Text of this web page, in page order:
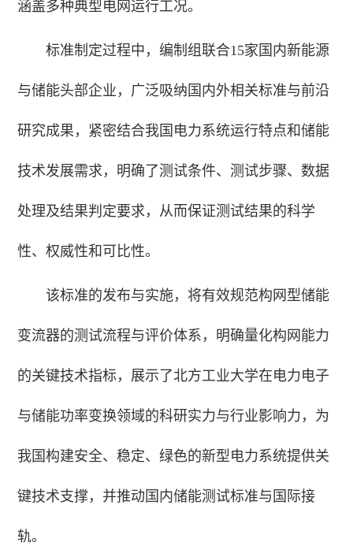
涵盖多种典型电网运行工况。
标准制定过程中，编制组联合15家国内新能源
与储能头部企业，广泛吸纳国内外相关标准与前沿
研究成果，紧密结合我国电力系统运行特点和储能
技术发展需求，明确了测试条件、测试步骤、数据
处理及结果判定要求，从而保证测试结果的科学
性、权威性和可比性。
该标准的发布与实施，将有效规范构网型储能
变流器的测试流程与评价体系，明确量化构网能力
的关键技术指标，展示了北方工业大学在电力电子
与储能功率变换领域的科研实力与行业影响力，为
我国构建安全、稳定、绿色的新型电力系统提供关
键技术支撑，并推动国内储能测试标准与国际接
轨。